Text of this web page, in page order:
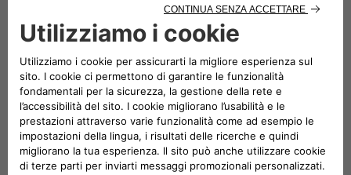
(*) Associazione dell’Industria del Caravanning (CIVD) sulle
immatricolazioni di camper in Germania per il periodo
gennaio 2024 - dicembre 2024
Leggi di più